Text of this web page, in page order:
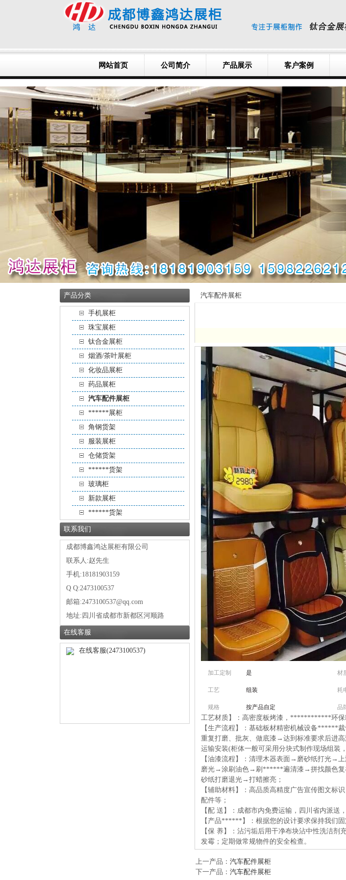
网站首页 公司简介 产品展示 客户案例
产品分类
手机展柜
珠宝展柜
钛合金展柜
烟酒/茶叶展柜
化妆品展柜
药品展柜
汽车配件展柜
******展柜
角钢货架
服装展柜
仓储货架
******货架
玻璃柜
新款展柜
******货架
联系我们
成都博鑫鸿达展柜有限公司
联系人:赵先生
手机:18181903159
Q Q:2473100537
邮箱:2473100537@qq.com
地址: 四川省成都市新都区河顺路
在线客服
在线客服(2473100537)
汽车配件展柜
加工定制 是 材
工艺 组装 耗
规格 按产品自定 品
工艺材质】：高密度板烤漆，************环保
【生产流程】：基础板材精密机械设备******
重复打磨、批灰、做底漆→达到标准要求后进
运输安装(柜体一般可采用分块式制作现场组装
【油漆流程】：清理木器表面→磨砂纸打光
磨光→涂刷油色→刷******遍清漆→拼找颜色
砂纸打磨退光→打蜡擦亮；
【辅助材料】：高品质高精度广告宣传图文标
配件等；
【配 送】：成都市内免费运输，四川省内派送
【产品******】：根据您的设计要求保持我们
【保 养】：沾污垢后用干净布块沾中性洗洁
发霉；定期做常规物件的安全检查。
上一产品 ： 汽车配件展柜
下一产品 ： 汽车配件展柜